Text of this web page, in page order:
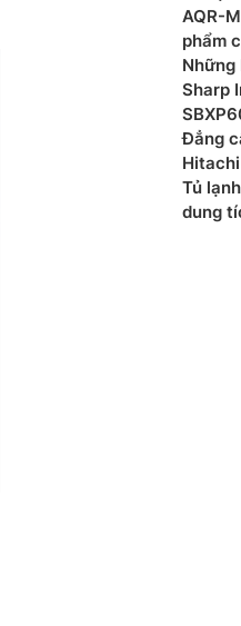
Làm đá tự động: Không
Ngăn đông mềm: Prime
Chất liệu cửa tủ: Thép
Công nghệ làm lạnh:
Điều khiển: Bên trong
AQR-
phẩm
Những
Sharp
Đẳng
Tủ
dung